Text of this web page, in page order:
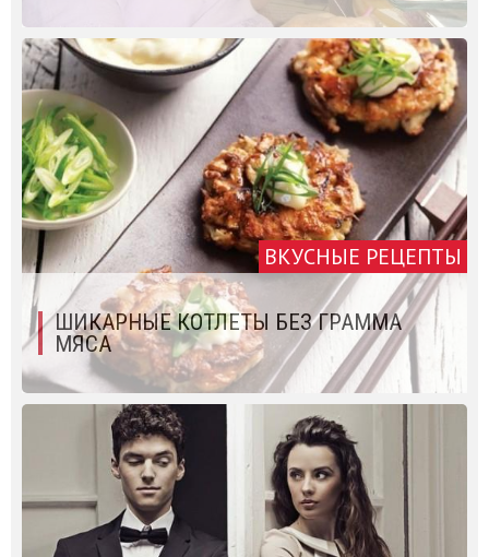
ВКУСНЫЕ РЕЦЕПТЫ
ШИКАРНЫЕ КОТЛЕТЫ БЕЗ ГРАММА
МЯСА